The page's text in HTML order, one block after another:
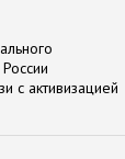
с активизацией